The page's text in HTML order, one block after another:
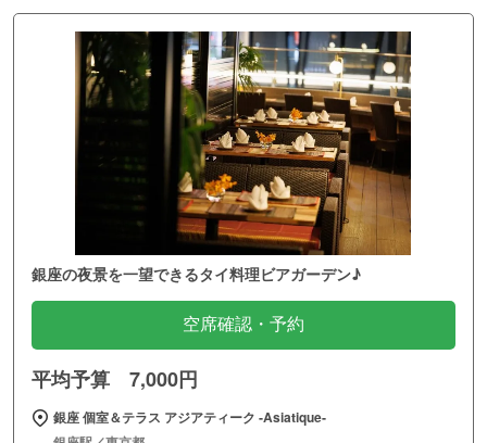
銀座の夜景を一望できるタイ料理ビアガーデン♪
空席確認・予約
平均予算 7,000円
銀座 個室＆テラス アジアティーク ‐Asiatique‐